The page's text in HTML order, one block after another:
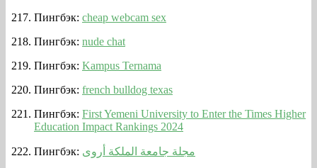
Пингбэк: cheap webcam sex
Пингбэк: nude chat
Пингбэк: Kampus Ternama
Пингбэк: french bulldog texas
Пингбэк: First Yemeni University to Enter the Times Higher
Education Impact Rankings 2024
Пингбэк: مجلة جامعة الملكة أروى